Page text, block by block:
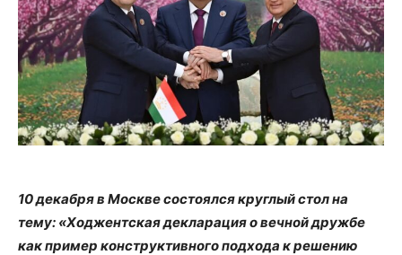
10 декабря в Москве состоялся круглый стол на
тему: «Ходжентская декларация о вечной дружбе
как пример конструктивного подхода к решению